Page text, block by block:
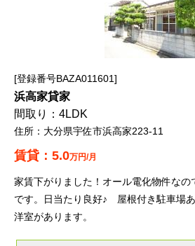
登録番号BAZA011601
浜高家貸家
4LDK
大分県宇佐市浜高家223-11
5.0万円/月
家賃下がりました！オール電化物件な
です。日当たり良好♪ 屋根付き駐車場
洋室があります。